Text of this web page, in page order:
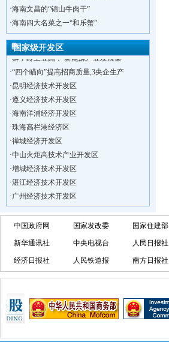
·海南文昌的“锦山牛肉干”
·海南四大名菜之一“和乐蟹”
国家级开发区
洋浦不断延伸产业链，推进一批石化产业
海口今年将投入44.4亿元推进江东新
·新加坡海口国家高新区国际创新创业中心
·狮子岭工业园： 新能源产业发展集
“四个瞄向”提高招商质量,3央企生产
昆明经济技术开发区
遵义经济技术开发区
海南洋浦经济开发区
珠海高栏港经济区
禅城经济开发区
中山火炬高技术产业开发区
增城经济技术开发区
湛江经济技术开发区
广州经济技术开发区
·广州南沙经济技术开发区
大亚湾经济技术开发区
洋浦不断延伸产业链，推进一批石化产业
海口今年将投入44.4亿元推进江东新
·“四个瞄向”提高招商质量,3央企生产
·昆明经济技术开发区
中国政府网 国家发改委 国家住建部
新华通讯社 中央电视台 人民日报社
经济日报社 人民铁道报 南方日报社